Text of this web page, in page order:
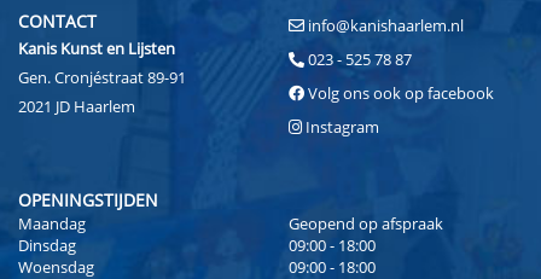
CONTACT
Kanis Kunst en Lijsten
Gen. Cronjéstraat 89-91
2021 JD Haarlem
info@kanishaarlem.nl
023 - 525 78 87
Volg ons ook op facebook
Instagram
OPENINGSTIJDEN
Maandag
Geopend op afspraak
Dinsdag
09:00 - 18:00
Woensdag
09:00 - 18:00